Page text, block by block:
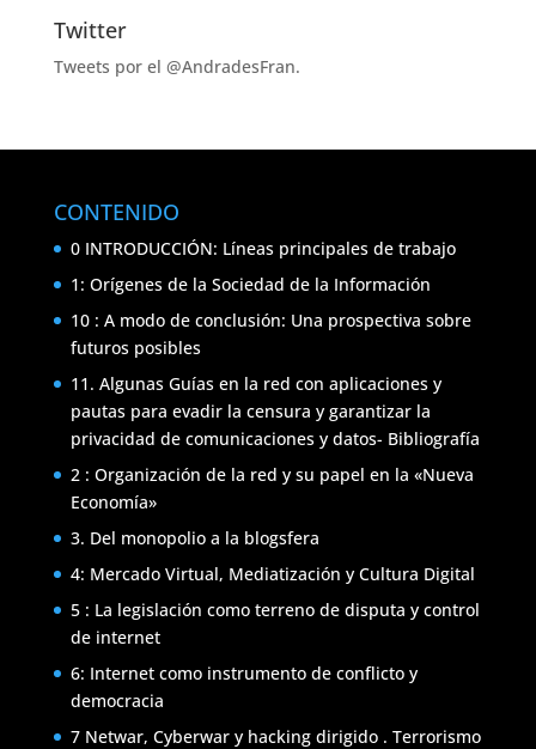
Twitter
Tweets por el @AndradesFran.
CONTENIDO
0 INTRODUCCIÓN: Líneas principales de trabajo
1: Orígenes de la Sociedad de la Información
10 : A modo de conclusión: Una prospectiva sobre
futuros posibles
11. Algunas Guías en la red con aplicaciones y
pautas para evadir la censura y garantizar la
privacidad de comunicaciones y datos- Bibliografía
2 : Organización de la red y su papel en la «Nueva
Economía»
3. Del monopolio a la blogsfera
4: Mercado Virtual, Mediatización y Cultura Digital
5 : La legislación como terreno de disputa y control
de internet
6: Internet como instrumento de conflicto y
democracia
7 Netwar, Cyberwar y hacking dirigido . Terrorismo